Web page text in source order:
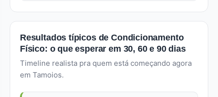
Resultados típicos de Condicionamento
Físico: o que esperar em 30, 60 e 90 dias
Timeline realista pra quem está começando agora
em Tamoios.